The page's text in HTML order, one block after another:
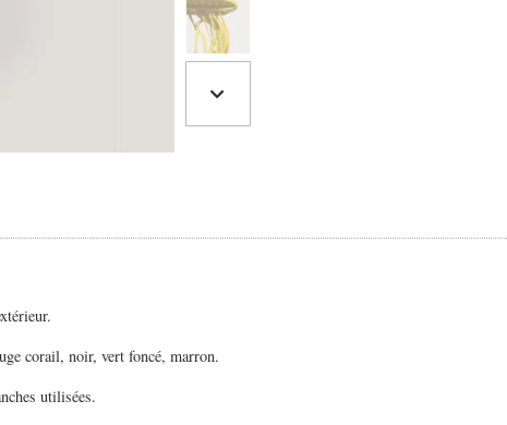
corail, noir, vert foncé, marron.
utilisées.